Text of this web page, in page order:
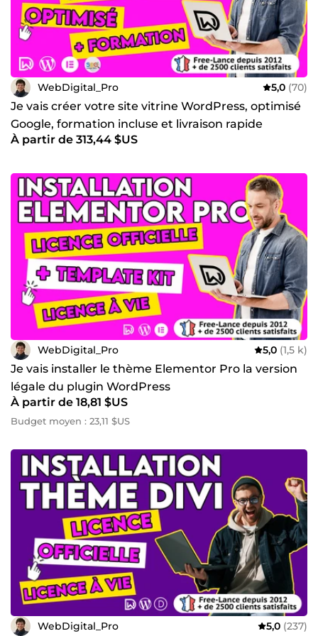
WebDigital_Pro 5,0 (70)
Je vais créer votre site vitrine WordPress, optimisé
Google, formation incluse et livraison rapide
À partir de 313,44 $US
WebDigital_Pro 5,0 (1,5 k)
Je vais installer le thème Elementor Pro la version
légale du plugin WordPress
À partir de 18,81 $US
Budget moyen : 23,11 $US
WebDigital_Pro 5,0 (237)